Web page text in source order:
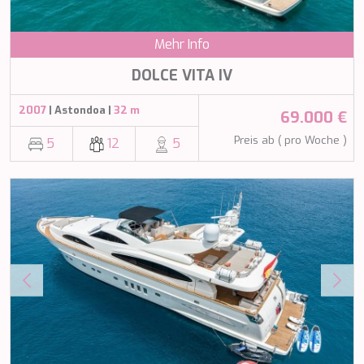
Mehr Info
DOLCE VITA IV
2007 | Astondoa | 32 m
5 12 5
69.000 €
Preis ab ( pro Woche )
LEOPARD
LIFE IS GOOD
MAGNA GRECIA
MAIA
MAKANI II
MANE ET NOCTE
MARALLURE
MARE NOSTRUM
MARICAN FOREVER
MARQUISE
MARTITA
MARY-JEAN II
MI ALMA
MIA KAI